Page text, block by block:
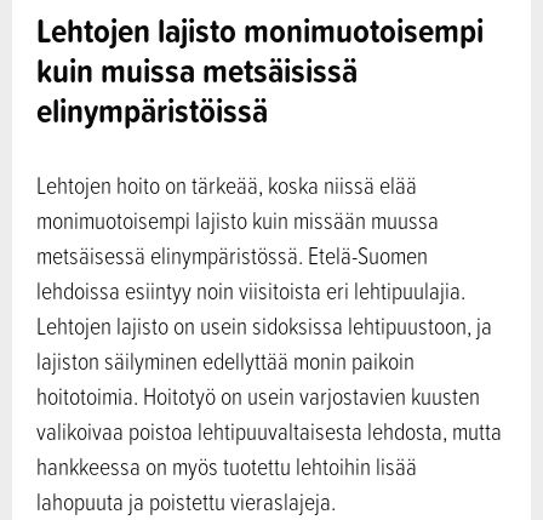
Lehtojen lajisto monimuotoisempi
kuin muissa metsäisissä
elinympäristöissä
Lehtojen hoito on tärkeää, koska niissä elää
monimuotoisempi lajisto kuin missään muussa
metsäisessä elinympäristössä. Etelä-Suomen
lehdoissa esiintyy noin viisitoista eri lehtipuulajia.
Lehtojen lajisto on usein sidoksissa lehtipuustoon, ja
lajiston säilyminen edellyttää monin paikoin
hoitotoimia. Hoitotyö on usein varjostavien kuusten
valikoivaa poistoa lehtipuuvaltaisesta lehdosta, mutta
hankkeessa on myös tuotettu lehtoihin lisää
lahopuuta ja poistettu vieraslajeja.